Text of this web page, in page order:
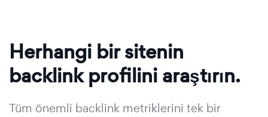
Herhangi bir sitenin
backlink profilini araştırın.
Tüm önemli backlink metriklerini tek bir